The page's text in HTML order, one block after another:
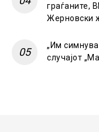
граѓаните,
Жерновски
„Им
случајот